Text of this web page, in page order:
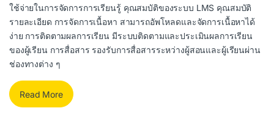
ใช้จ่ายในการจัดการการเรียนรู้ คุณสมบัติของระบบ LMS คุณสมบัติ
รายละเอียด การจัดการเนื้อหา สามารถอัพโหลดและจัดการเนื้อหาได้
ง่าย การติดตามผลการเรียน มีระบบติดตามและประเมินผลการเรียน
ของผู้เรียน การสื่อสาร รองรับการสื่อสารระหว่างผู้สอนและผู้เรียนผ่าน
ช่องทางต่าง ๆ
Read More